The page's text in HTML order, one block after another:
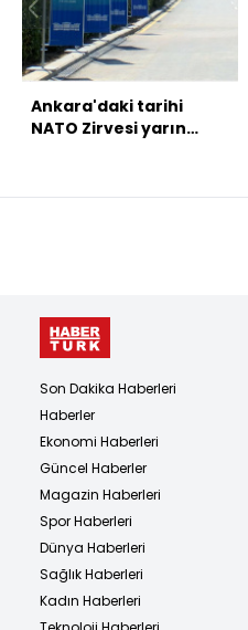
Ankara'daki tarihi
NATO Zirvesi yarın
Son Dakika Haberleri
Haberler
Ekonomi Haberleri
Güncel Haberler
Magazin Haberleri
Spor Haberleri
Dünya Haberleri
Sağlık Haberleri
Kadın Haberleri